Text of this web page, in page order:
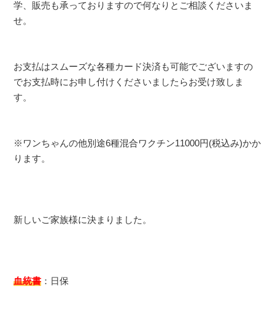
学、販売も承っておりますので何なりとご相談くださいま
せ。
お支払はスムーズな各種カード決済も可能でございますの
でお支払時にお申し付けくださいましたらお受け致しま
す。
※ワンちゃんの他別途6種混合ワクチン11000円(税込み)かか
ります。
新しいご家族様に決まりました。
血統書 ：日保